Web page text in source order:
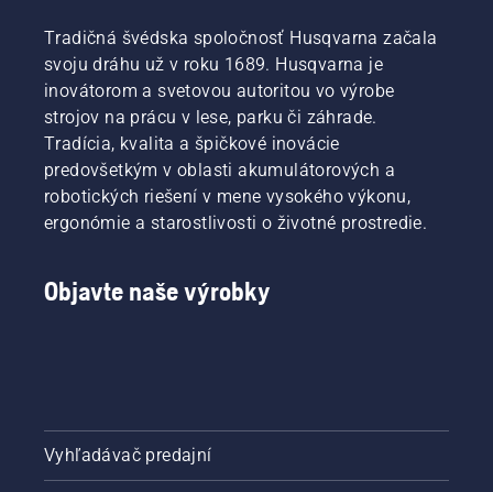
Tradičná švédska spoločnosť Husqvarna začala
svoju dráhu už v roku 1689. Husqvarna je
inovátorom a svetovou autoritou vo výrobe
strojov na prácu v lese, parku či záhrade.
Tradícia, kvalita a špičkové inovácie
predovšetkým v oblasti akumulátorových a
robotických riešení v mene vysokého výkonu,
ergonómie a starostlivosti o životné prostredie.
Objavte naše výrobky
Vyhľadávač predajní